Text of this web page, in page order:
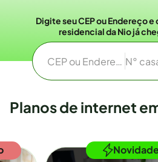
Digite seu CEP ou Endereço
residencial da Nio já
CEP ou EndereçoN°
Planos de internet